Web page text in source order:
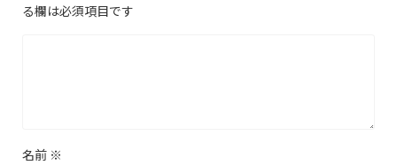
る欄は必須項目です
名前 ※